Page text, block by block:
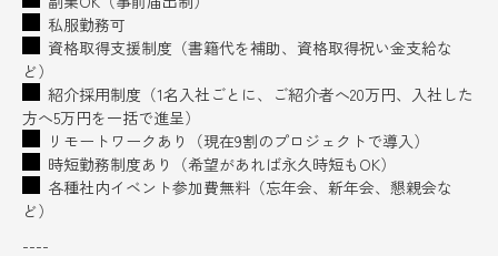
私服勤務可
資格取得支援制度（書籍代を補助、資格取得祝い金支給な
ど）
紹介採用制度（1名入社ごとに、ご紹介者へ20万円、入社した
方へ5万円を一括で進呈）
リモートワークあり（現在9割のプロジェクトで導入）
時短勤務制度あり（希望があれば永久時短もOK）
各種社内イベント参加費無料（忘年会、新年会、懇親会な
ど）
----